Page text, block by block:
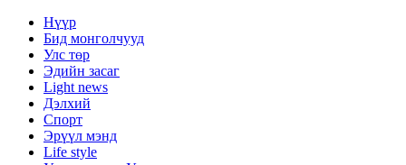
Нүүр
Бид монголчууд
Улс төр
Эдийн засаг
Light news
Дэлхий
Спорт
Эрүүл мэнд
Life style